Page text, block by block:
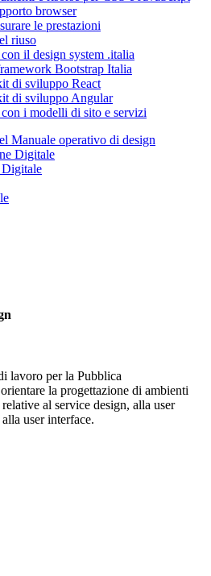
browser
le prestazioni
riuso
il design system .italia
Bootstrap Italia
di sviluppo React
di sviluppo Angular
i modelli di sito e servizi
Manuale operativo di design
Digitale
lavoro per la Pubblica
la progettazione di ambienti
al service design, alla user
user interface.